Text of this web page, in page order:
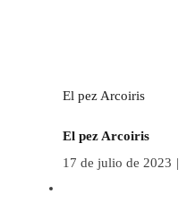
El pez Arcoiris
El pez Arcoiris
17 de julio de 2023 |